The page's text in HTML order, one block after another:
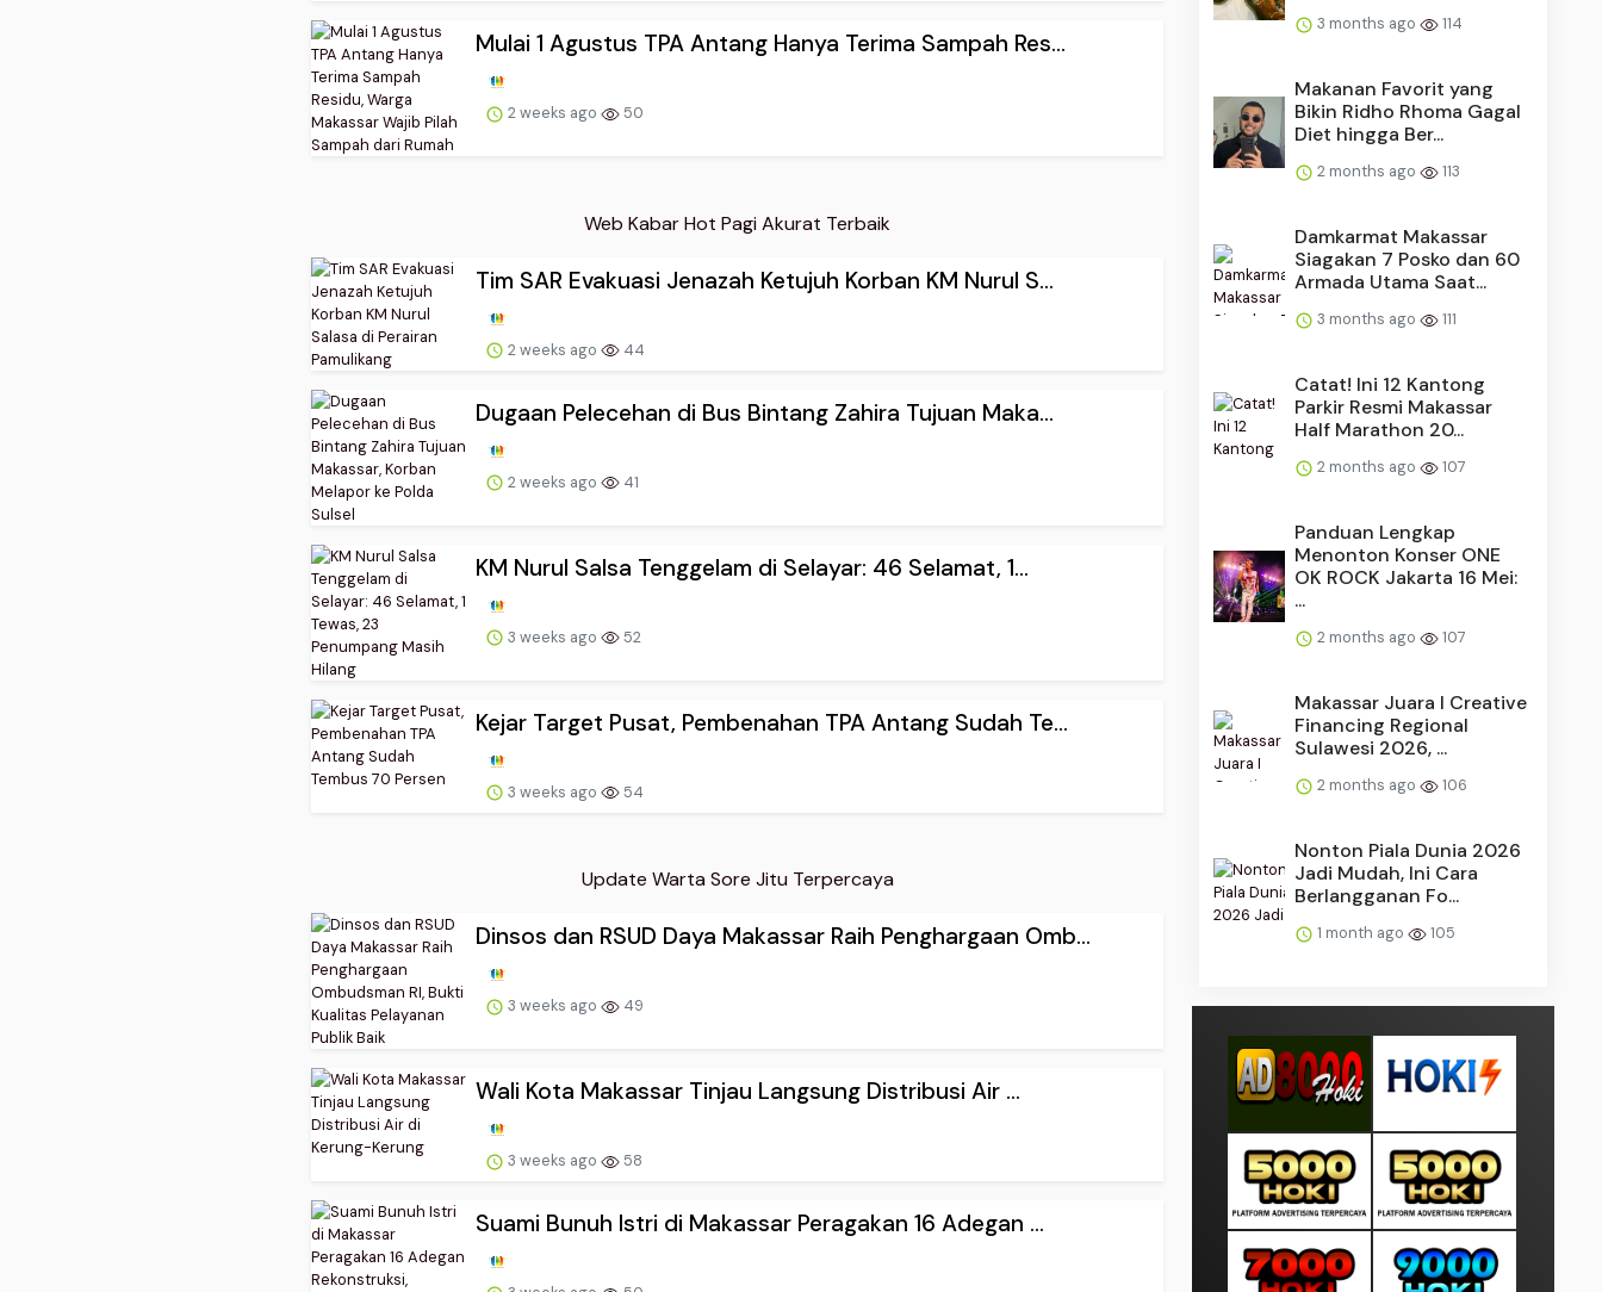
Mulai 1 Agustus TPA Antang Hanya Terima Sampah Res...
2 weeks ago 50
Web Kabar Hot Pagi Akurat Terbaik
Tim SAR Evakuasi Jenazah Ketujuh Korban KM Nurul S...
2 weeks ago 44
Dugaan Pelecehan di Bus Bintang Zahira Tujuan Maka...
2 weeks ago 41
KM Nurul Salsa Tenggelam di Selayar: 46 Selamat, 1...
3 weeks ago 52
Kejar Target Pusat, Pembenahan TPA Antang Sudah Te...
3 weeks ago 54
Update Warta Sore Jitu Terpercaya
Dinsos dan RSUD Daya Makassar Raih Penghargaan Omb...
3 weeks ago 49
Wali Kota Makassar Tinjau Langsung Distribusi Air ...
3 weeks ago 58
Suami Bunuh Istri di Makassar Peragakan 16 Adegan ...
3 months ago 114
Makanan Favorit yang
Bikin Ridho Rhoma Gagal
Diet hingga Ber...
2 months ago 113
Damkarmat Makassar
Siagakan 7 Posko dan 60
Armada Utama Saat...
3 months ago 111
Catat! Ini 12 Kantong
Parkir Resmi Makassar
Half Marathon 20...
2 months ago 107
Panduan Lengkap
Menonton Konser ONE
OK ROCK Jakarta 16 Mei:
...
2 months ago 107
Makassar Juara I Creative
Financing Regional
Sulawesi 2026, ...
2 months ago 106
Nonton Piala Dunia 2026
Jadi Mudah, Ini Cara
Berlangganan Fo...
1 month ago 105